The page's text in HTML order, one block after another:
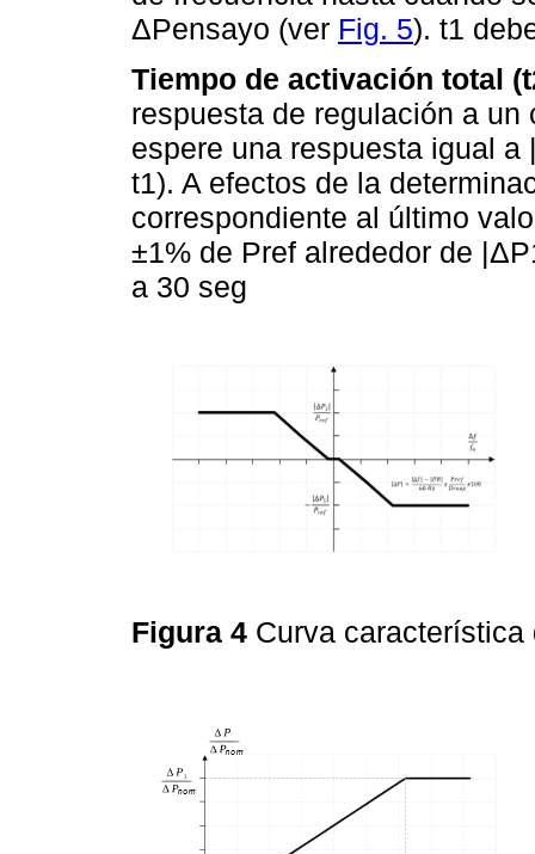
ΔPensayo (ver Fig. 5). t1
Tiempo de activación total
respuesta de regulación a
espere una respuesta igual
t1). A efectos de la
correspondiente al último
±1% de Pref alrededor de
a 30 seg
Figura 4 Curva